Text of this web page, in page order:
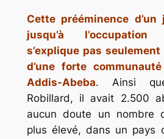
Cette prééminence d’un
jusqu’à
s’explique pas
d’une forte
Addis-Abeba. Ainsi
Robillard, il avait 2.500
aucun doute un nombre
plus élevé, dans un pays